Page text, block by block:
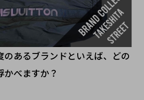
のあるブランドといえば、どの
かべますか？